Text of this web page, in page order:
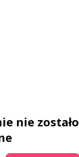
nie zostało